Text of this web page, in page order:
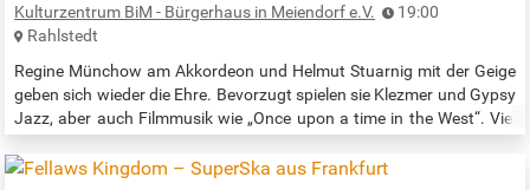
Kulturzentrum BiM - Bürgerhaus in Meiendorf e.V.
19:00
Rahlstedt
Regine Münchow am Akkordeon und Helmut Stuarnig mit der Geige
geben sich wieder die Ehre. Bevorzugt spielen sie Klezmer und Gypsy
Jazz, aber auch Filmmusik wie „Once upon a time in the West“. Viel
rum) ohne Anmeldung, einfach vorbeischauen bei Regen im Saal